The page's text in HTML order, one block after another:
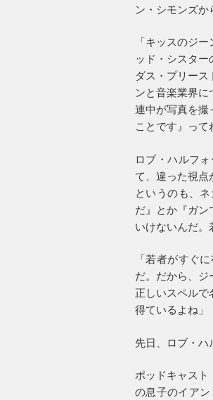
ン・シモンズか
「キッスのジ
ッド・シスタ
ダス・プリー
ンと音楽業界に
連中が写真を撮
ことです』って
ロブ・ハルフ
て、違った視点
というのも、
だ』とか『ガ
いけないんだ。
「若者がすぐ
だ。だから、ジ
正しいスペル
得ているよね」
先日、ロブ・ハ
ポッドキャスト
の息子のイア